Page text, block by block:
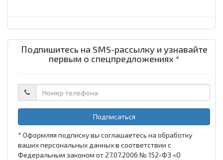
Подпишитесь на SMS-рассылку и узнавайте
первым о спецпредложениях *
Подписаться
* Оформляя подписку вы соглашаетесь на обработку
ваших персональных данных в соответствии с
Федеральным законом от 27.07.2006 № 152-ФЗ «О